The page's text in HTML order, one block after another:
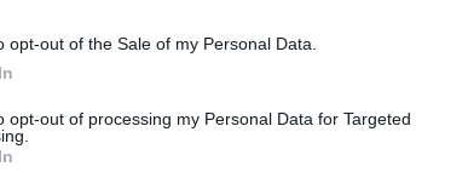
opt-out of the Sale of my Personal Data.
opt-out of processing my Personal Data for Targeted
polémica: a